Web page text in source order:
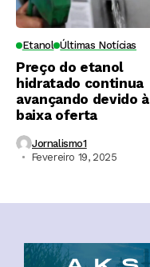
Etanol Últimas Notícias
Preço do etanol
hidratado continua
avançando devido à
baixa oferta
Jornalismo1
Fevereiro 19, 2025